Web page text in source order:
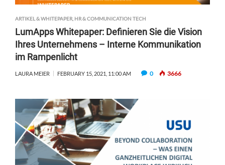
ARTIKEL & WHITEPAPER HR & COMMUNICATION TECH
LumApps Whitepaper: Definieren Sie die Vision
Ihres Unternehmens – Interne Kommunikation
im Rampenlicht
LAURA MEIER FEBRUARY 15, 2021, 11:00 AM 0 3666